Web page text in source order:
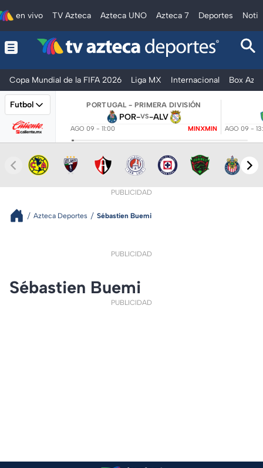
en vivo TV Azteca Azteca UNO Azteca 7 Deportes
Copa Mundial de la FIFA 2026 Liga MX Internacional Box
Futbol PORTUGAL - PRIMERA DIVISIÓN
POR-VS-ALV
AGO 09 - 11:00 MINXMIN AGO 09 -
PUBLICIDAD
Azteca Deportes Sébastien Buemi
PUBLICIDAD
Sébastien Buemi
PUBLICIDAD